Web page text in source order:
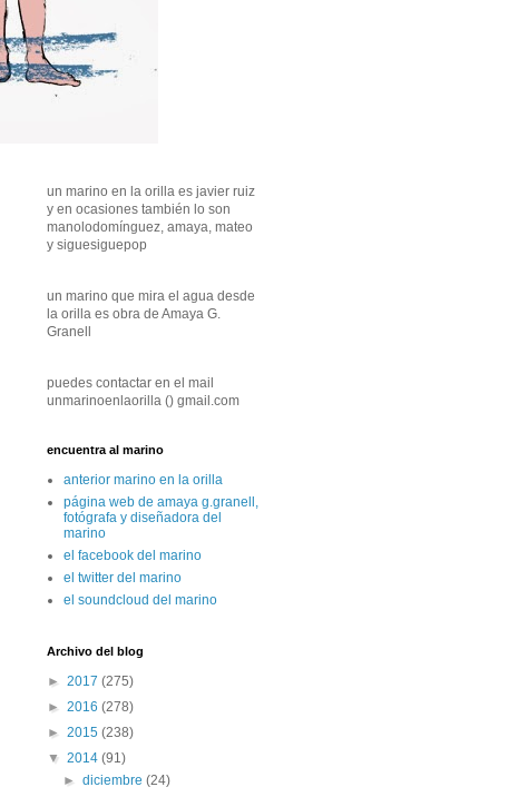
un marino en la orilla es javier ruiz
y en ocasiones también lo son
manolodomínguez, amaya, mateo
y siguesiguepop
un marino que mira el agua desde
la orilla es obra de Amaya G.
Granell
puedes contactar en el mail
unmarinoenlaorilla () gmail.com
encuentra al marino
anterior marino en la orilla
página web de amaya g.granell,
fotógrafa y diseñadora del
marino
el facebook del marino
el twitter del marino
el soundcloud del marino
Archivo del blog
► 2017 (275)
► 2016 (278)
► 2015 (238)
▼ 2014 (91)
►diciembre(24)